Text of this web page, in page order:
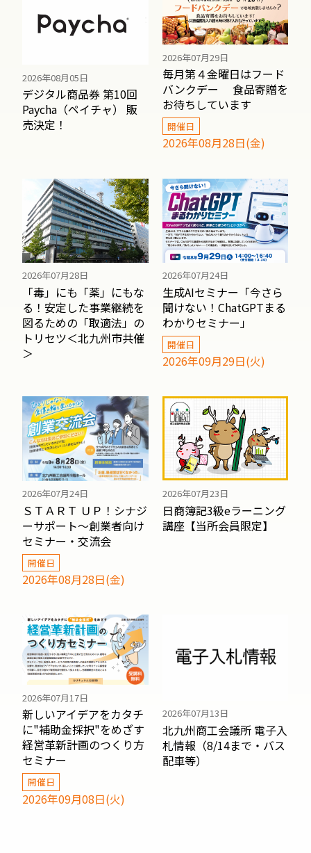
2026年08月05日
デジタル商品券 第10回
Paycha（ペイチャ） 販
売決定！
2026年07月29日
毎月第４金曜日はフード
バンクデー 食品寄贈を
お待ちしています
開催日
2026年08月28日(金)
2026年07月28日
「毒」にも「薬」にもな
る！安定した事業継続を
図るための「取適法」の
トリセツ＜北九州市共催
＞
2026年07月24日
生成AIセミナー「今さら
聞けない！ChatGPTまる
わかりセミナー」
開催日
2026年09月29日(火)
2026年07月24日
ＳＴＡＲＴ ＵＰ！シナジ
ーサポート～創業者向け
セミナー・交流会
開催日
2026年08月28日(金)
2026年07月23日
日商簿記3級eラーニング
講座【当所会員限定】
2026年07月17日
新しいアイデアをカタチ
に"補助金採択"をめざす
経営革新計画のつくり方
セミナー
開催日
2026年09月08日(火)
2026年07月13日
北九州商工会議所 電子入
札情報（8/14まで・バス
配車等）